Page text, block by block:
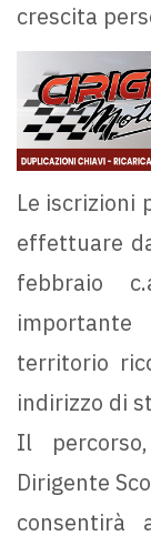
crescita
Le iscrizioni
effettuare
febbraio
territorio
indirizzo di
Il
Dirigente
consentirà